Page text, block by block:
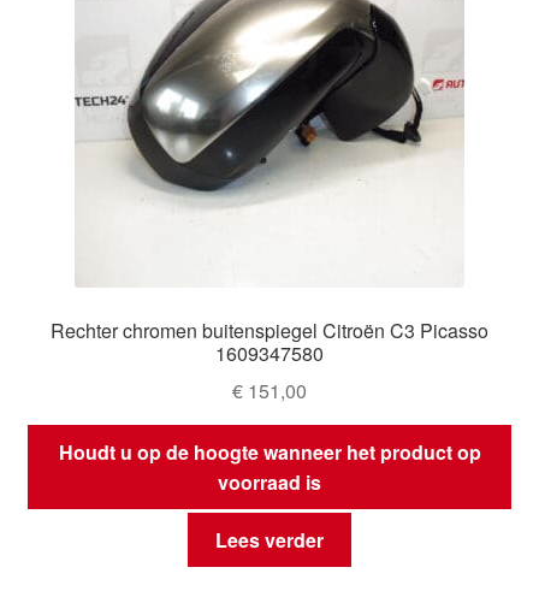
Rechter chromen buitenspiegel Citroën C3 Picasso
1609347580
€ 151,00
Houdt u op de hoogte wanneer het product op
voorraad is
Lees verder